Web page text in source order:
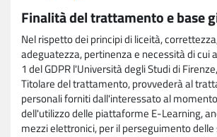
Finalità del trattamento e base
Nel rispetto dei principi di liceità,
adeguatezza, pertinenza e necessità di cui
1 del GDPR l'Università degli Studi di
Titolare del trattamento, provvederà al
personali forniti dall'interessato al
dell'utilizzo delle piattaforme E-Learning,
mezzi elettronici, per il perseguimento